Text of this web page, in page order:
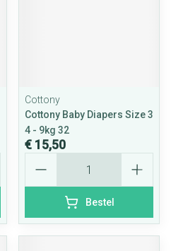
Cottony
Cottony Baby Diapers Size 3
4 - 9kg 32
€ 15,50
Bestel